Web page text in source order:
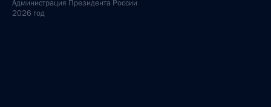
Администрация Президента России
2026 год